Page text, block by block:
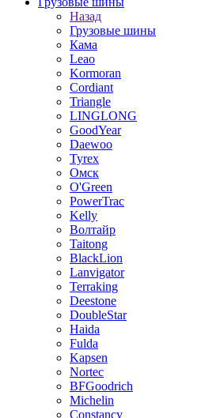
Назад
Грузовые шины
Кама
Leao
Kormoran
Cordiant
Triangle
LINGLONG
GoodYear
Daewoo
Tyrex
Омск
O'Green
PowerTrac
Kelly
Волтайр
Taitong
BlackLion
Lanvigator
Terraking
Deestone
DoubleStar
Haida
Fulda
Kapsen
Nortec
BFGoodrich
Michelin
Constancy